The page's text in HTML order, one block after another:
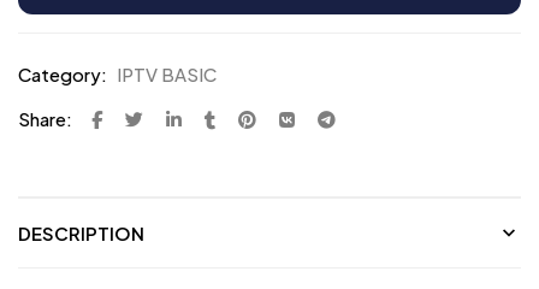
Category: IPTV BASIC
Share:
DESCRIPTION